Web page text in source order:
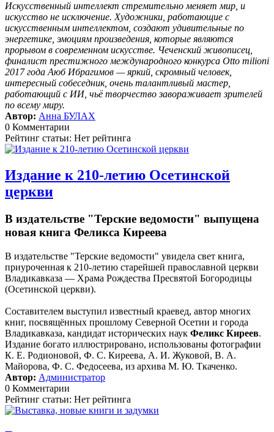
Искусственный интеллект стремительно меняет мир, и
искусство не исключение. Художники, работающие с
искусственным интеллектом, создают удивительные по
энергетике, эмоциям произведения, которые являются
прорывом в современном искусстве. Чеченский живописец,
финалист престижного международного конкурса Otto milioni
2017 года Аюб Ибрагимов — яркий, скромный человек,
интересный собеседник, очень талантливый мастер,
работающий с ИИ, чьё творчество завораживает зрителей
по всему миру.
Автор: Анна БУЛАХ
0 Комментарии
Рейтинг статьи: Нет рейтинга
Издание к 210-летию Осетинской
церкви
В издательстве "Терские ведомости" выпущена
новая книга Феликса Киреева
В издательстве "Терские ведомости" увидела свет книга,
приуроченная к 210-летию старейшей православной церкви
Владикавказа — Храма Рождества Пресвятой Богородицы
(Осетинской церкви).
Составителем выступил известный краевед, автор многих
книг, посвящённых прошлому Северной Осетии и города
Владикавказа, кандидат исторических наук Феликс Киреев.
Издание богато иллюстрировано, использованы фотографии
К. Е. Родионовой, Ф. С. Киреева, А. И. Жуковой, В. А.
Майорова, Ф. С. Федосеева, из архива М. Ю. Ткаченко.
Автор: Администратор
0 Комментарии
Рейтинг статьи: Нет рейтинга